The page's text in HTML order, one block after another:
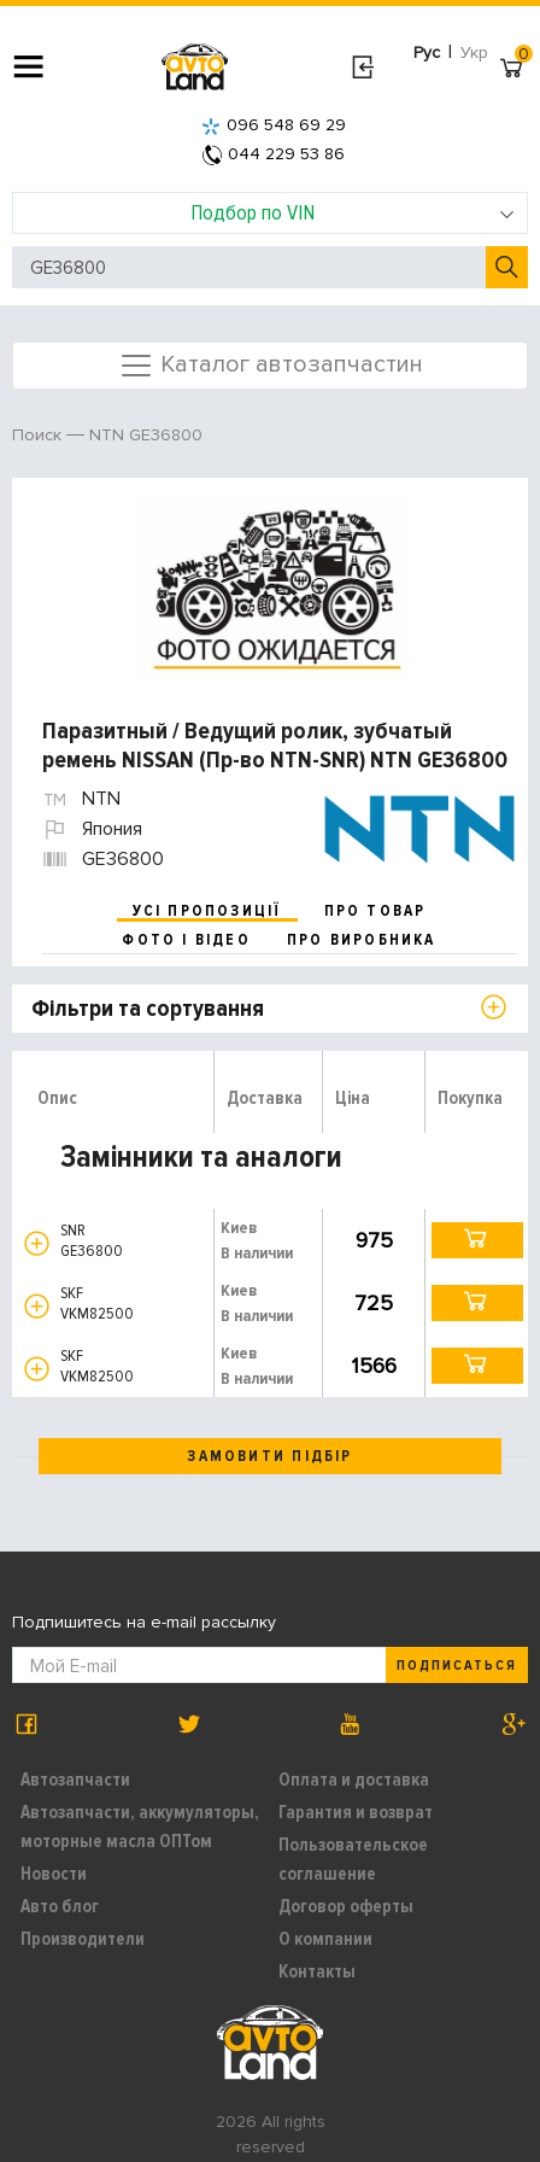
Рус | Укр
Подбор по VIN
096 548 69 29
044 229 53 86
0
Каталог автозапчастин
Поиск NTN GE36800
Паразитный / Ведущий ролик, зубчатый
ремень NISSAN (Пр-во NTN-SNR) NTN GE36800
NTN
Япония
GE36800
УСІ ПРОПОЗИЦІЇ
ПРО ТОВАР
ФОТО І ВІДЕО
ПРО ВИРОБНИКА
Фільтри та сортування
Опис Доставка Ціна Покупка
Замінники та аналоги
SNR
GE36800
Киев
В наличии
975
SKF
VKM82500
Киев
В наличии
725
SKF
VKM82500
Киев
В наличии
1566
ЗАМОВИТИ ПІДБІР
2026 All rights
reserved
Автозапчасти
Автозапчасти, аккумуляторы,
моторные масла ОПТом
Новости
Авто блог
Производители
Оплата и доставка
Гарантия и возврат
Пользовательское
соглашение
Договор оферты
О компании
Контакты
Подпишитесь на e-mail рассылку
ПОДПИСАТЬСЯ